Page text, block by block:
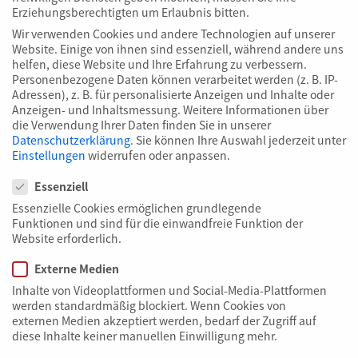
Kategorie „Lebenswerk“
Personen, die sich mit großem persönlichem und
beruflichem und oft auch risikobereitem Engagement
über viele Jahre hinweg für die Belange der Branche
eingesetzt haben, werden in der Kategorie
„Lebenswerk“ geehrt.
Bis 31. Januar
bewerben/nominieren!
Mit „Die Grünen Engel“ wollen wir mittelständisches
Engagement sichtbar machen — für Innovation,
Nachhaltigkeit und Kreislaufwirtschaft. Seit der ersten
Erziehungsberechtigten um Erlaubnis bitten.
Wir verwenden Cookies und andere Technologien auf unserer
Website. Einige von ihnen sind essenziell, während andere uns
helfen, diese Website und Ihre Erfahrung zu verbessern.
Personenbezogene Daten können verarbeitet werden (z. B. IP-
Adressen), z. B. für personalisierte Anzeigen und Inhalte oder
Anzeigen- und Inhaltsmessung. Weitere Informationen über
die Verwendung Ihrer Daten finden Sie in unserer
Datenschutzerklärung. Sie können Ihre Auswahl jederzeit unter
Einstellungen widerrufen oder anpassen.
Essenziell
Essenzielle Cookies ermöglichen grundlegende
Funktionen und sind für die einwandfreie Funktion der
Website erforderlich.
Externe Medien
Inhalte von Videoplattformen und Social-Media-Plattformen
werden standardmäßig blockiert. Wenn Cookies von
externen Medien akzeptiert werden, bedarf der Zugriff auf
diese Inhalte keiner manuellen Einwilligung mehr.